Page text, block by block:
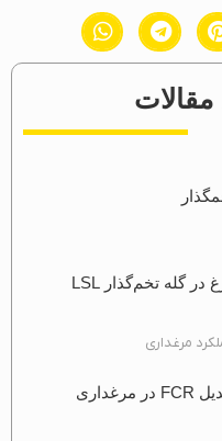
مقالات
بررسی مشکل شکستگی تخم‌مرغ در گله تخم‌گذار LSL
مرغداری
پرونده عملیاتی کاهش ضریب تبدیل FCR در مرغداری